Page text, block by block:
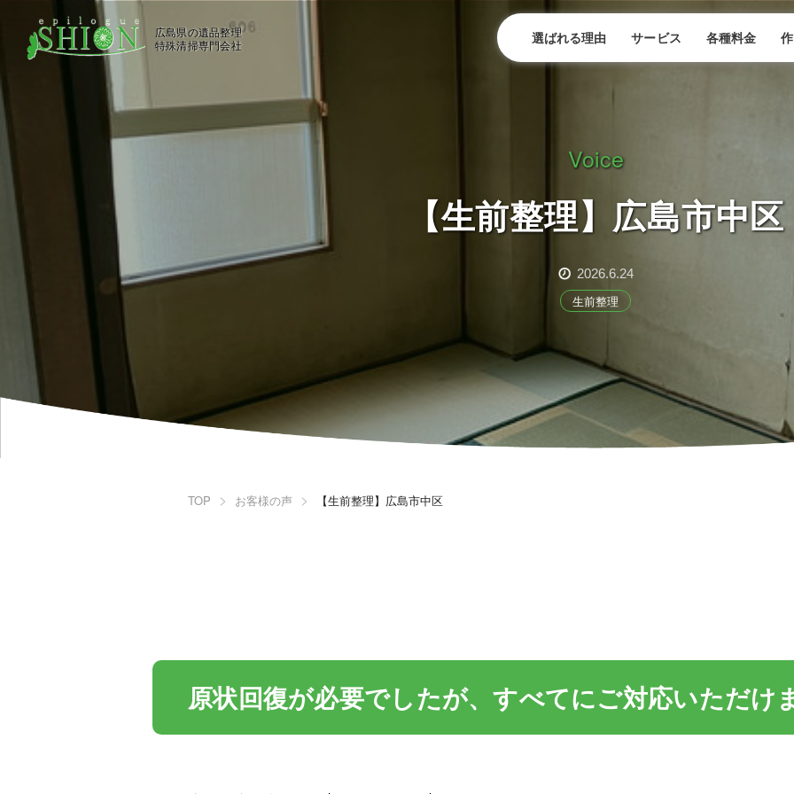
広島県の遺品整理
特殊清掃専門会社
選ばれる理由 サービス 各種料金
Voice
【生前整理】広島市中区
2026.6.24
生前整理
TOP お客様の声 【生前整理】広島市中区
原状回復が必要でしたが、すべてにご対応いただけ